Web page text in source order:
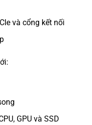
và cổng kết nối
GPU và SSD